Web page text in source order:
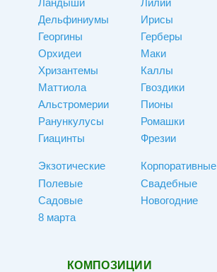
Ландыши
Дельфиниумы
Георгины
Орхидеи
Хризантемы
Маттиола
Альстромерии
Ранункулусы
Гиацинты
Экзотические
Лилии
Ирисы
Герберы
Маки
Каллы
Гвоздики
Пионы
Ромашки
Фрезии
Корпоративные
Полевые
Садовые
8 марта
Свадебные
Новогодние
КОМПОЗИЦИИ